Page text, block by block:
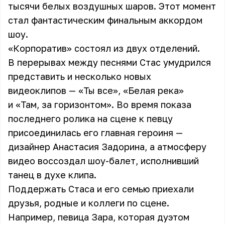
тысячи белых воздушных шаров. Этот момент
стал фантастическим финальным аккордом
шоу.
«Корпоратив» состоял из двух отделений.
В перерывах между песнями Стас умудрился
представить и несколько новых
видеоклипов — «Ты все», «Белая река»
и «Там, за горизонтом». Во время показа
последнего ролика на сцене к певцу
присоединилась его главная героиня —
дизайнер Анастасия Задорина, а атмосферу
видео воссоздал шоу-балет, исполнивший
танец в духе клипа.
Поддержать Стаса и его семью приехали
друзья, родные и коллеги по сцене.
Например, певица Зара, которая дуэтом